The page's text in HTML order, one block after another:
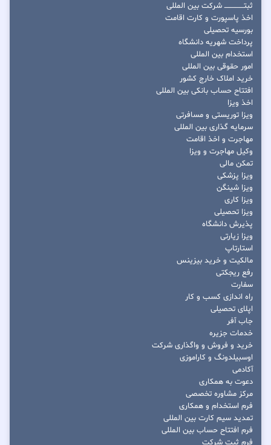
ثبتــــــــــــــــ شرکت بین المللی
اخذ پاسپورت و کارت اقامت
بورسیه تحصیلی
پرداخت شهریه دانشگاه
استخدام بین المللی
امور حقوقی بین المللی
خرید املاک خارج کشور
افتتاح حساب بانکی بین المللی
اخذ ویزا
ویزا توریستی و مسافرتی
سرمایه گذاری بین المللی
مهاجرت و اخذ اقامت
وکیل مهاجرت و ویزا
تمکن مالی
ویزا پزشکی
ویزا شینگن
ویزا کاری
ویزا تحصیلی
پذیرش دانشگاه
ویزا زیارتی
استارتاپ
مالکیت و خرید بیزینس
رفع ریجکتی
سفارت
راه اندازی کسب و کار
اپلای تحصیلی
جاب آفر
خدمات جزیره
خرید و فروش و واگذاری شرکت
اوسبیلدونگ و کاراموزی
آکادمی
دعوت به همکاری
مرکز مشاوره تخصصی
فرم استخدام و همکاری
تمدید سیم کارت بین المللی
فرم افتتاح حساب بین المللی
فرم ثبت شرکت